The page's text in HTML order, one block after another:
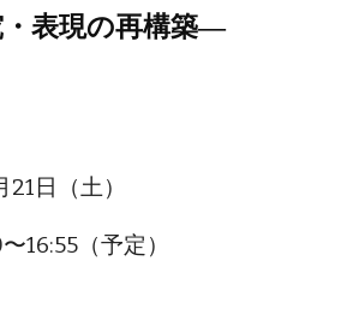
表現の再構築―
日（土）
16:55（予定）